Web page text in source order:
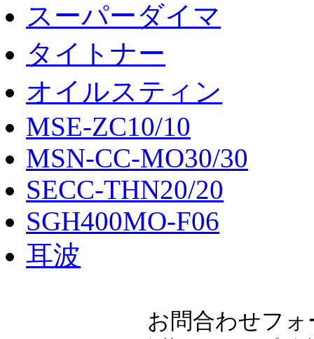
スーパーダイマ
タイトナー
オイルスティン
MSE-ZC10/10
MSN-CC-MO30/30
SECC-THN20/20
SGH400MO-F06
耳波